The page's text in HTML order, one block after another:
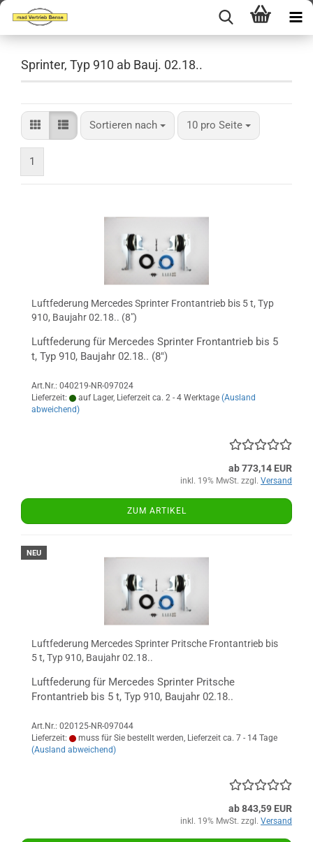
Sprinter, Typ 910 ab Bauj. 02.18..
Sortieren nach
Sortieren nach 10 pro Seite
pro Seite
1
Luftfederung Mercedes Sprinter Frontantrieb bis 5 t, Typ
910, Baujahr 02.18.. (8")
Luftfederung für Mercedes Sprinter Frontantrieb bis 5
t, Typ 910, Baujahr 02.18.. (8")
Art.Nr.: 040219-NR-097024
Lieferzeit:
auf Lager, Lieferzeit ca. 2 - 4 Werktage (Ausland
abweichend)
ab 773,14 EUR
inkl. 19% MwSt. zzgl. Versand
ZUM ARTIKEL
NEU
Luftfederung Mercedes Sprinter Pritsche Frontantrieb bis
5 t, Typ 910, Baujahr 02.18..
Luftfederung für Mercedes Sprinter Pritsche
Frontantrieb bis 5 t, Typ 910, Baujahr 02.18..
Art.Nr.: 020125-NR-097044
Lieferzeit:
muss für Sie bestellt werden, Lieferzeit ca. 7 - 14 Tage
(Ausland abweichend)
ab 843,59 EUR
inkl. 19% MwSt. zzgl. Versand